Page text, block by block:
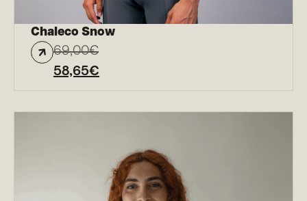
Chaleco Snow
69,00€
58,65€